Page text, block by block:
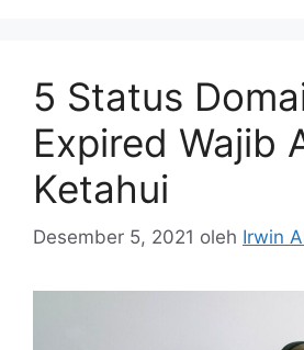
5 Status
Expired Wajib
Ketahui
Desember 5, 2021 oleh Irwin